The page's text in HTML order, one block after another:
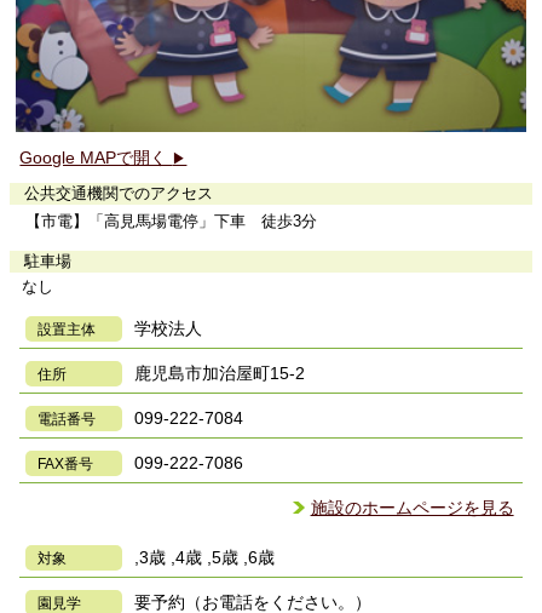
Google MAPで開く ▶
公共交通機関でのアクセス
【市電】「高見馬場電停」下車 徒歩3分
駐車場
なし
設置主体 学校法人
住所 鹿児島市加治屋町15-2
電話番号 099-222-7084
FAX番号 099-222-7086
施設のホームページを見る
対象 ,3歳 ,4歳 ,5歳 ,6歳
園見学 要予約（お電話をください。）